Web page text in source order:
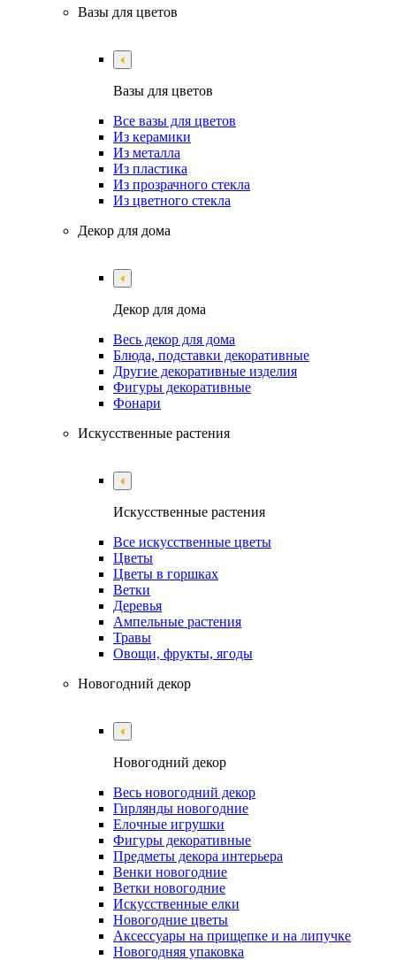
Вазы для цветов
Вазы для цветов
Все вазы для цветов
Из керамики
Из металла
Из пластика
Из прозрачного стекла
Из цветного стекла
Декор для дома
Декор для дома
Весь декор для дома
Блюда, подставки декоративные
Другие декоративные изделия
Фигуры декоративные
Фонари
Искусственные растения
Искусственные растения
Все искусственные цветы
Цветы
Цветы в горшках
Ветки
Деревья
Ампельные растения
Травы
Овощи, фрукты, ягоды
Новогодний декор
Новогодний декор
Весь новогодний декор
Гирлянды новогодние
Елочные игрушки
Фигуры декоративные
Предметы декора интерьера
Венки новогодние
Ветки новогодние
Искусственные елки
Новогодние цветы
Аксессуары на прищепке и на липучке
Новогодняя упаковка